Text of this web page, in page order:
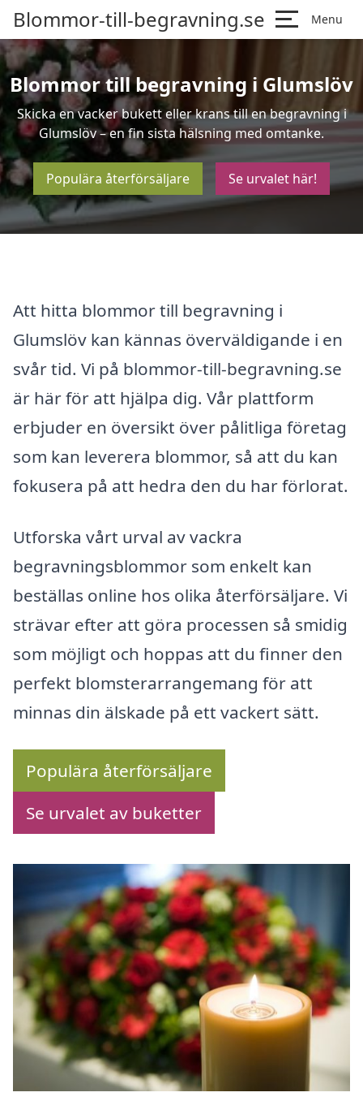
Blommor-till-begravning.se Menu
Blommor till begravning i Glumslöv
Skicka en vacker bukett eller krans till en begravning i
Glumslöv – en fin sista hälsning med omtanke.
Populära återförsäljare Se urvalet här!
Att hitta blommor till begravning i
Glumslöv kan kännas överväldigande i en
svår tid. Vi på blommor-till-begravning.se
är här för att hjälpa dig. Vår plattform
erbjuder en översikt över pålitliga företag
som kan leverera blommor, så att du kan
fokusera på att hedra den du har förlorat.
Utforska vårt urval av vackra
begravningsblommor som enkelt kan
beställas online hos olika återförsäljare. Vi
strävar efter att göra processen så smidig
som möjligt och hoppas att du finner den
perfekt blomsterarrangemang för att
minnas din älskade på ett vackert sätt.
Populära återförsäljare
Se urvalet av buketter